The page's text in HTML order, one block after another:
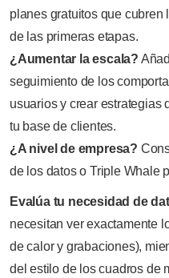
planes gratuitos que
de las primeras etapas.
¿Aumentar la escala?
seguimiento de los
usuarios y crear estrategias
tu base de clientes.
¿A nivel de empresa?
de los datos o Triple Whale
Evalúa tu necesidad de
necesitan ver exactamente
de calor y grabaciones),
del estilo de los cuadros de